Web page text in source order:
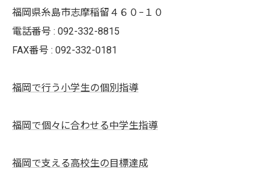
福岡県糸島市志摩稲留４６０−１０
電話番号 : 092-332-8815
FAX番号 : 092-332-0181
福岡で行う小学生の個別指導
福岡で個々に合わせる中学生指導
福岡で支える高校生の目標達成